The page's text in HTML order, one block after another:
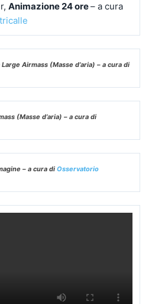
Animazione 24 ore– a cura
Airmass (Masse d’aria) – a cura di
(Masse d’aria) – a cura di
– a cura di Osservatorio